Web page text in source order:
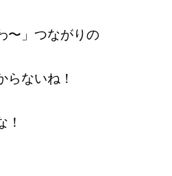
〜」つながりの
らないね！
！